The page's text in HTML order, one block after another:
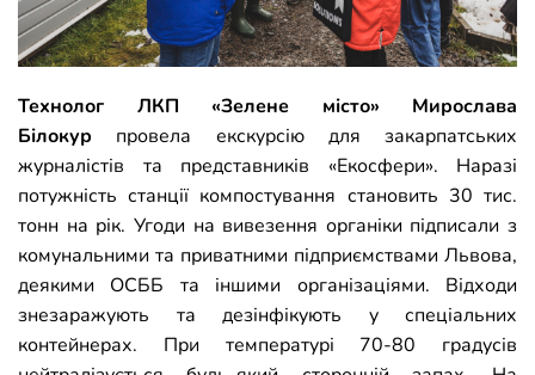
Технолог ЛКП «Зелене місто» Мирослава
Білокур провела екскурсію для закарпатських
журналістів та представників «Екосфери». Наразі
потужність станції компостування становить 30 тис.
тонн на рік. Угоди на вивезення органіки підписали з
комунальними та приватними підприємствами Львова,
деякими ОСББ та іншими організаціями. Відходи
знезаражують та дезінфікують у спеціальних
контейнерах. При температурі 70-80 градусів